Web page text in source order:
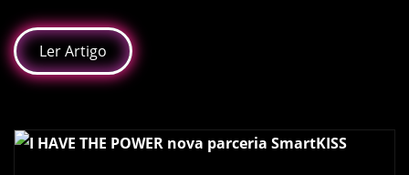
Ler Artigo